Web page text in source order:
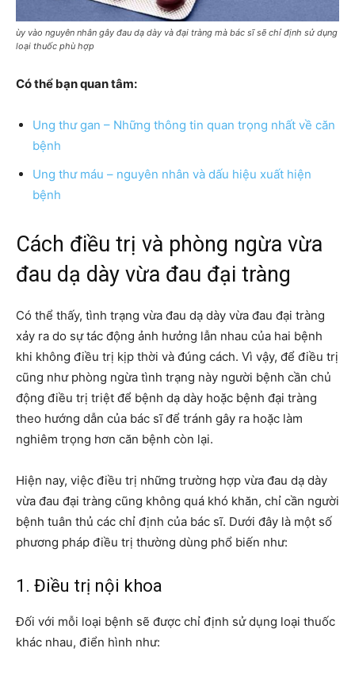
ùy vào nguyên nhân gây đau dạ dày và đại tràng mà bác sĩ sẽ chỉ định sử dụng
loại thuốc phù hợp
Có thể bạn quan tâm:
Ung thư gan – Những thông tin quan trọng nhất về căn
bệnh
Ung thư máu – nguyên nhân và dấu hiệu xuất hiện
bệnh
Cách điều trị và phòng ngừa vừa
đau dạ dày vừa đau đại tràng
Có thể thấy, tình trạng vừa đau dạ dày vừa đau đại tràng
xảy ra do sự tác động ảnh hưởng lẫn nhau của hai bệnh
khi không điều trị kịp thời và đúng cách. Vì vậy, để điều trị
cũng như phòng ngừa tình trạng này người bệnh cần chủ
động điều trị triệt để bệnh dạ dày hoặc bệnh đại tràng
theo hướng dẫn của bác sĩ để tránh gây ra hoặc làm
nghiêm trọng hơn căn bệnh còn lại.
Hiện nay, việc điều trị những trường hợp vừa đau dạ dày
vừa đau đại tràng cũng không quá khó khăn, chỉ cần người
bệnh tuân thủ các chỉ định của bác sĩ. Dưới đây là một số
phương pháp điều trị thường dùng phổ biến như:
1. Điều trị nội khoa
Đối với mỗi loại bệnh sẽ được chỉ định sử dụng loại thuốc
khác nhau, điển hình như: